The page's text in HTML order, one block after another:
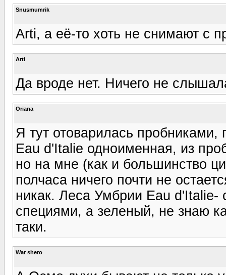
Snusmumrik
Arti, а её-то хоть не снимают с
Arti
Да вроде нет. Ничего не
Oriana
Я тут отоварилась пробниками,
Eau d'Italie одноименная, из
но на мне (как и большинство
полчаса ничего почти не
никак. Леса Умбрии Eau
специями, а зеленый, не знаю
таки.
War shero